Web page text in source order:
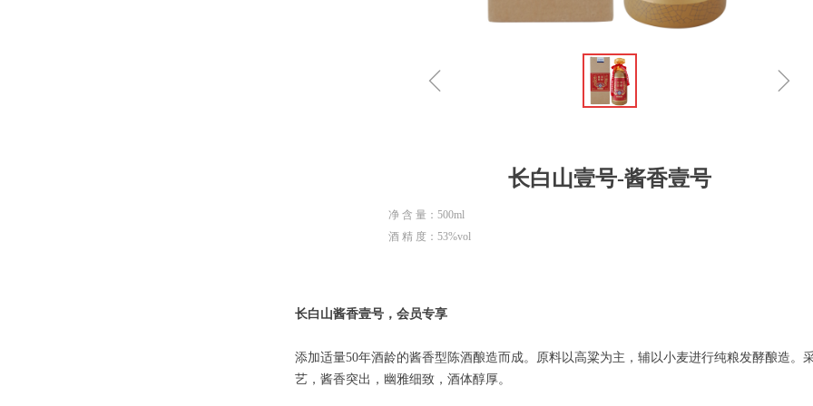
ꁆ ꁇ
长白山壹号-酱香壹号
净 含 量：500ml
酒 精 度：53%vol
长白山酱香壹号，会员专享
添加适量50年酒龄的酱香型陈酒酿造而成。原料以高粱为主，辅以小麦进行纯粮发酵酿造。
艺，酱香突出，幽雅细致，酒体醇厚。